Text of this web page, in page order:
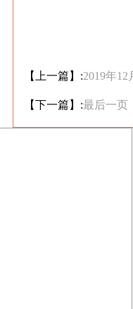
【上一篇】:2019年
【下一篇】:最后一页